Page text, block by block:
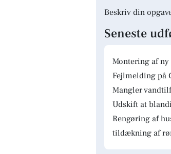
Beskriv din
Seneste
Montering af
Fejlmelding på
Mangler
Udskift at
Rengøring af
tildækning af